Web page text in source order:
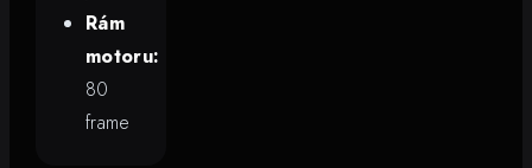
Rám
motoru:
80
frame